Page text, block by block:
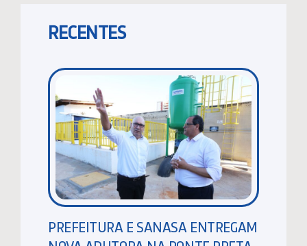
RECENTES
PREFEITURA E SANASA ENTREGAM